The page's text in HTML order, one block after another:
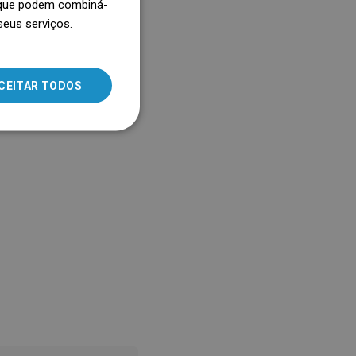
no ambiente.
SLOVAK
ROMANIAN
FRENCH
podem combiná-
serviços.
TODOS